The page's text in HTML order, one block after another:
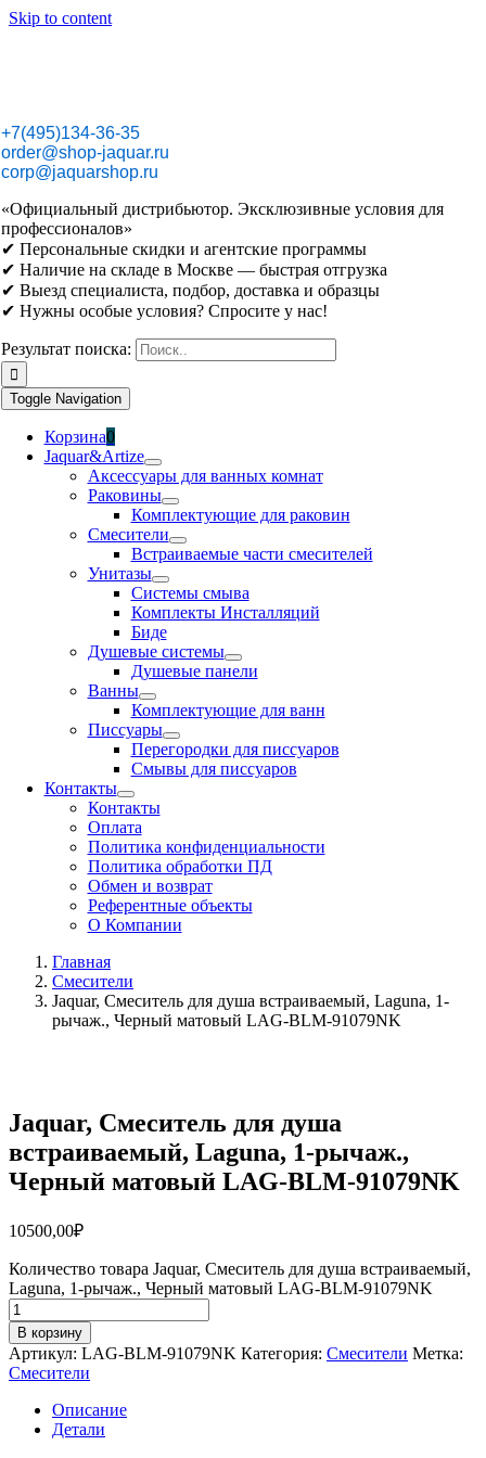
Skip to content
+7(495)134-36-35
order@shop-jaquar.ru
corp@jaquarshop.ru
«Официальный дистрибьютор. Эксклюзивные условия для
профессионалов»
✔ Персональные скидки и агентские программы
✔ Наличие на складе в Москве — быстрая отгрузка
✔ Выезд специалиста, подбор, доставка и образцы
✔ Нужны особые условия? Спросите у нас!
Результат поиска:
Toggle Navigation
Корзина0
Jaquar&Artize
Аксессуары для ванных комнат
Раковины
Комплектующие для раковин
Смесители
Встраиваемые части смесителей
Унитазы
Системы смыва
Комплекты Инсталляций
Биде
Душевые системы
Душевые панели
Ванны
Комплектующие для ванн
Писсуары
Перегородки для писсуаров
Смывы для писсуаров
Контакты
Контакты
Оплата
Политика конфиденциальности
Политика обработки ПД
Обмен и возврат
Референтные объекты
О Компании
Главная
Смесители
Jaquar, Смеситель для душа встраиваемый, Laguna, 1-
рычаж., Черный матовый LAG-BLM-91079NK
Jaquar, Смеситель для душа
встраиваемый, Laguna, 1-рычаж.,
Черный матовый LAG-BLM-91079NK
10500,00₽
Количество товара Jaquar, Смеситель для душа встраиваемый,
Laguna, 1-рычаж., Черный матовый LAG-BLM-91079NK
В корзину
Артикул: LAG-BLM-91079NK Категория: Смесители Метка:
Смесители
Описание
Детали